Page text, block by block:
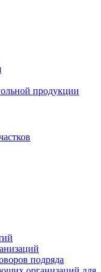
продукции
подряда